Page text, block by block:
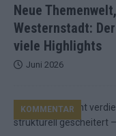
Neue
Westernstadt:
viele Highlights
Juni 2026
KOMMENTAR